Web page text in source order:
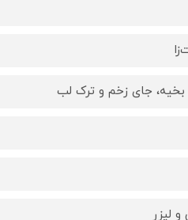
بخیه، جای زخم و ترک لب
لیزر